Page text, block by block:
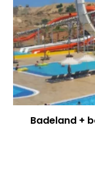
Badeland +